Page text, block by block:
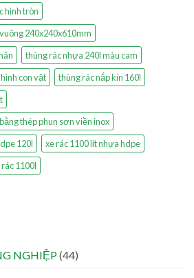
hình tròn
240x240x610mm
thùng rác nhựa 240l màu cam
con vật
thùng rác nắp kín 160l
thép phun sơn viền inox
120l
xe rác 1100 lít nhựa hdpe
1100l
NGHIỆP(44)